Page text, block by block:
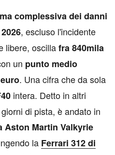
complessiva dei danni
, escluso l'incidente
libere, oscillafra 840mila
un punto medio
. Una cifra che da sola
intera. Detto in altri
di pista, è andato in
Aston Martin Valkyrie
la Ferrari 312 di